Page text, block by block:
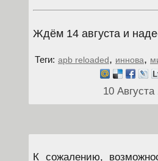
Ждём 14 августа и
Теги: apb reloaded, иннова,
10
К сожалению,